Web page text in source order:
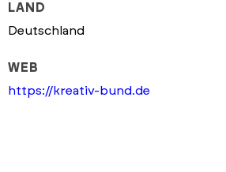
LAND
Deutschland
WEB
https://kreativ-bund.de